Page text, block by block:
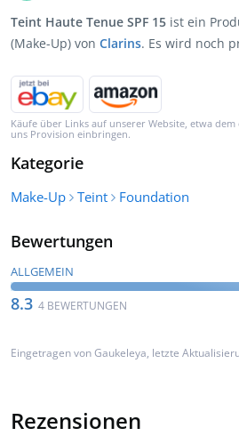
Teint Haute Tenue SPF 15 ist ein
(Make-Up) von Clarins. Es wird noch
Käufe über Links auf unserer Website, etwa
uns Provision einbringen.
Kategorie
Make-Up Teint Foundation
Bewertungen
ALLGEMEIN
8.3 4 BEWERTUNGEN
Eingetragen vonGaukeleya, letzte
Rezensionen